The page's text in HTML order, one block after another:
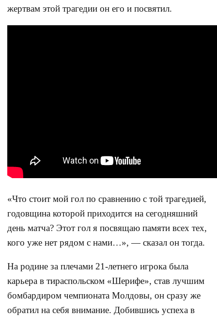
жертвам этой трагедии он его и посвятил.
«Что стоит мой гол по сравнению с той трагедией,
годовщина которой приходится на сегодняшний
день матча? Этот гол я посвящаю памяти всех тех,
кого уже нет рядом с нами…», — сказал он тогда.
На родине за плечами 21-летнего игрока была
карьера в тираспольском «Шерифе», став лучшим
бомбардиром чемпионата Молдовы, он сразу же
обратил на себя внимание. Добившись успеха в